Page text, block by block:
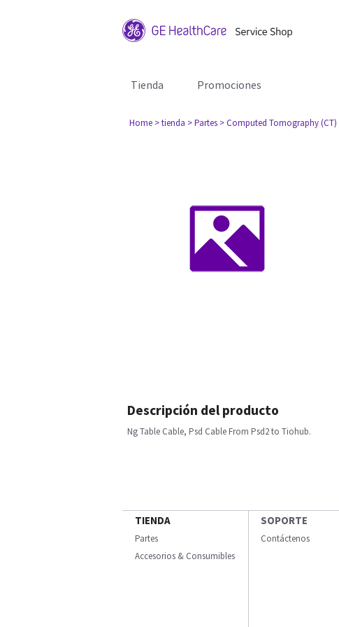
Tienda Promociones
Home > tienda > Partes > Computed Tomography (CT)
Descripción del producto
Ng Table Cable, Psd Cable From Psd2 to Tiohub.
TIENDA
Partes
Accesorios & Consumibles
SOPORTE
Contáctenos